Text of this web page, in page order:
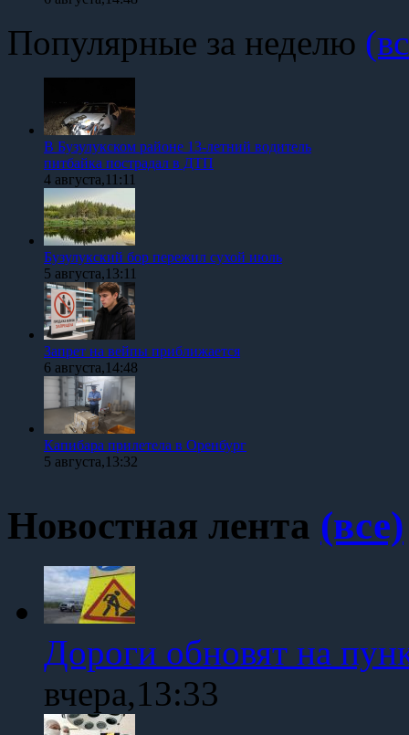
Популярные за неделю
В Бузулукском районе 13-летний водитель
питбайка пострадал в ДТП
4 августа,11:11
Бузулукский бор пережил сухой июль
5 августа,13:11
Запрет на вейпы приближается
6 августа,14:48
Капибара прилетела в Оренбург
5 августа,13:32
Новостная лента (все)
Дороги обновят на
вчера,13:33